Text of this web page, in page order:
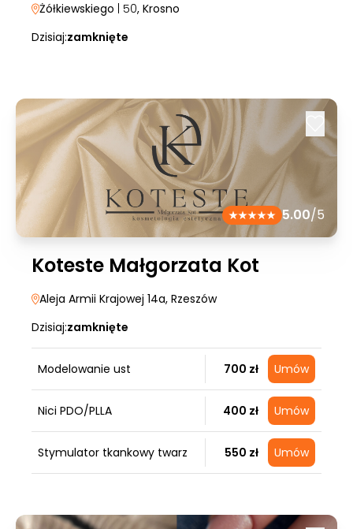
Żółkiewskiego | 50, Krosno
Dzisiaj:zamknięte
5.00/5
Koteste Małgorzata Kot
Aleja Armii Krajowej 14a, Rzeszów
Dzisiaj:zamknięte
Modelowanie ust 700 zł Umów
Nici PDO/PLLA 400 zł Umów
Stymulator tkankowy twarz 550 zł Umów